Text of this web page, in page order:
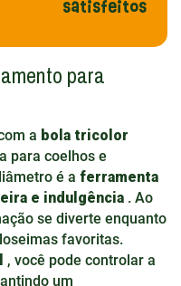
satisfeitos
para
a bola tricolor
para coelhos e
é a ferramenta
e indulgência . Ao
se diverte enquanto
favoritas.
, você pode controlar a
um